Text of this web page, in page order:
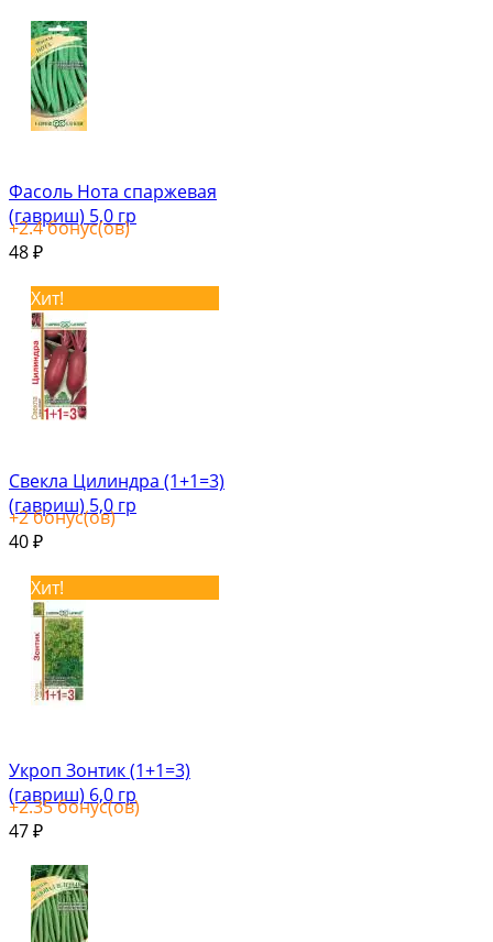
Фасоль Нота спаржевая
(гавриш) 5,0 гр
+2.4бонус(ов)
48 ₽
Хит!
Свекла Цилиндра (1+1=3)
(гавриш) 5,0 гр
+2бонус(ов)
40 ₽
Хит!
Укроп Зонтик (1+1=3)
(гавриш) 6,0 гр
+2.35бонус(ов)
47 ₽